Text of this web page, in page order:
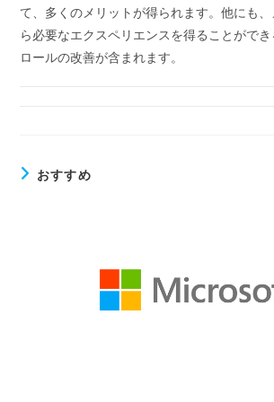
て、多くのメリットが得られます。他にも
ら必要なエクスペリエンスを得ることがで
ロールの改善が含まれます。
おすすめ